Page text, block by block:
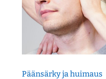
Päänsärky ja huimaus